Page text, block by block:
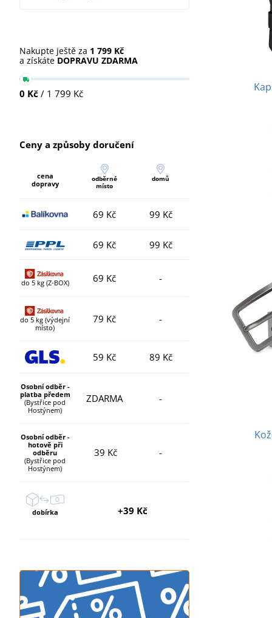
Nakupte ještě za 1 799 Kč
a získáte DOPRAVU ZDARMA
0 Kč / 1 799 Kč
Ceny a způsoby doručení
cena
dopravy
odběrné
místo
domů
69 Kč 99 Kč
69 Kč 99 Kč
do 5 kg (Z-BOX) 69 Kč -
do 5 kg (výdejní
místo)
79 Kč -
59 Kč 89 Kč
Osobní odběr -
platba předem
(Bystřice pod
Hostýnem)
ZDARMA -
Osobní odběr -
hotově při
odběru
(Bystřice pod
Hostýnem)
39 Kč -
dobírka +39 Kč